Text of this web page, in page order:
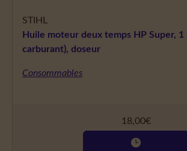
STIHL
Huile moteur deux temps HP Super, 1
carburant), doseur
Consommables
18,00€